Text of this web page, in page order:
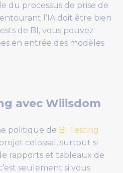
du processus de prise de
entourant l’IA doit être bien
de BI, vous pouvez
en entrée des modèles
avec Wiiisdom
politique de BI Testing
colossal, surtout si
rapports et tableaux de
seulement si vous